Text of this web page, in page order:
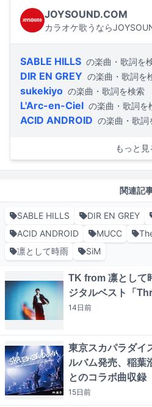
JOYSOUND.COM
カラオケ歌うなら
SABLE HILLS の楽曲・歌詞を
DIR EN GREY の楽曲・歌詞を
sukekiyo の楽曲・歌詞を検索
L'Arc-en-Ciel の楽曲・歌詞を
ACID ANDROID の楽曲・歌詞
もっと見
関連記
SABLE HILLS DIR EN GREY
ACID ANDROID
MUCC
凛として時雨
SiM
TK from 凛として
ジタルベスト「
14日前
東京スカパラダイ
ルバム発売、稲葉
とのコラボ曲収録
15日前